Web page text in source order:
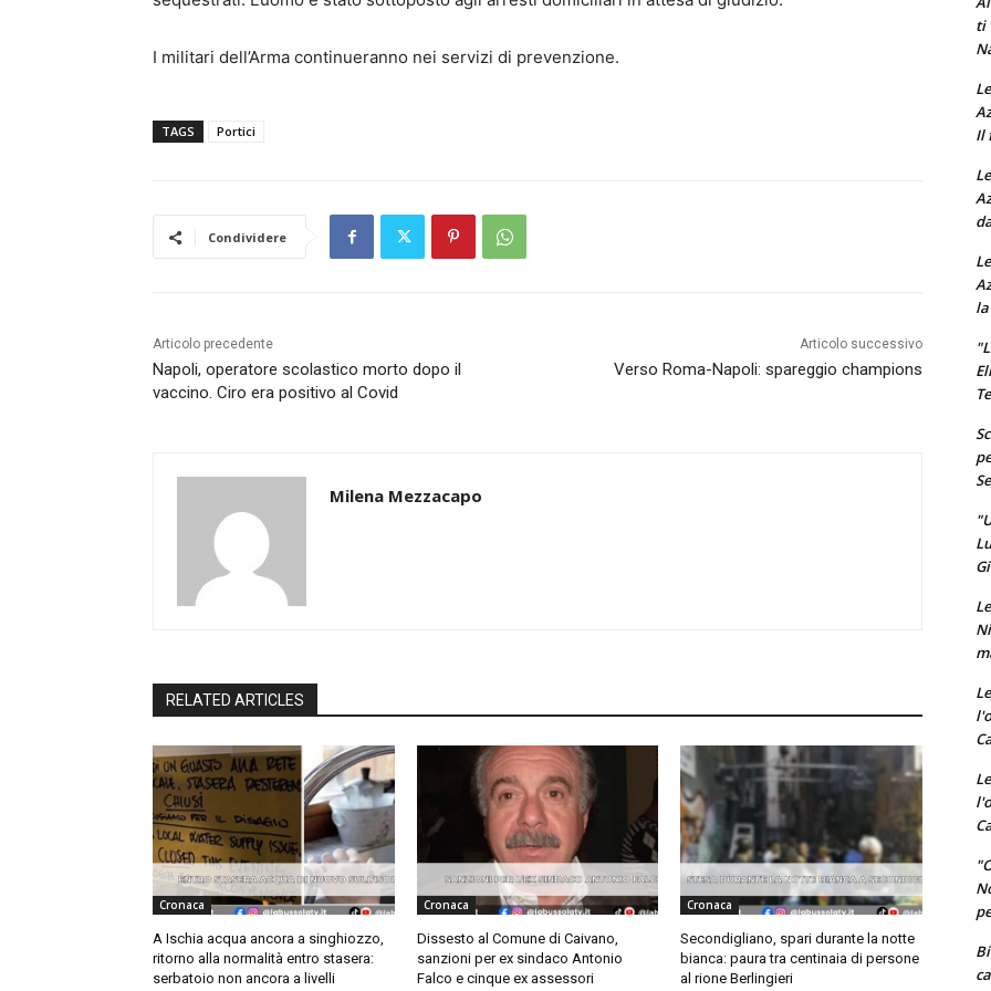
I militari dell’Arma continueranno nei servizi di prevenzione.
TAGS Portici
Condividere
Articolo precedente
Napoli, operatore scolastico morto dopo il
vaccino. Ciro era positivo al Covid
Articolo successivo
Verso Roma-Napoli: spareggio champions
Milena Mezzacapo
RELATED ARTICLES
Cronaca
A Ischia acqua ancora a singhiozzo,
ritorno alla normalità entro stasera:
serbatoio non ancora a livelli
Cronaca
Dissesto al Comune di Caivano,
sanzioni per ex sindaco Antonio
Falco e cinque ex assessori
Cronaca
Secondigliano, spari durante la notte
bianca: paura tra centinaia di persone
al rione Berlingieri
ti
Il